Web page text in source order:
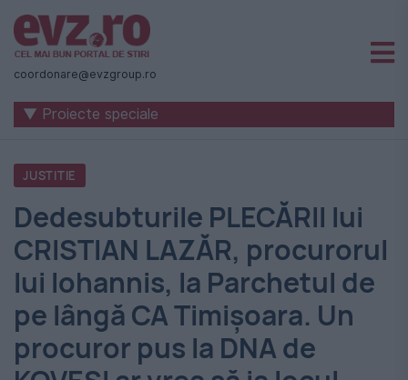
Știri
naționale
internaționale
România
-
Evenimentul
Zilei
coordonare@evzgroup.ro
▼ Proiecte speciale
JUSTITIE
Dedesubturile PLECĂRII lui
CRISTIAN LAZĂR, procurorul
lui Iohannis, la Parchetul de
pe lângă CA Timișoara. Un
procuror pus la DNA de